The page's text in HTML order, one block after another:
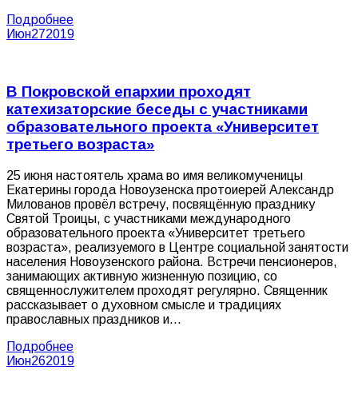
Подробнее
Июн272019
В Покровской епархии проходят
катехизаторские беседы с участниками
образовательного проекта «Университет
третьего возраста»
25 июня настоятель храма во имя великомученицы
Екатерины города Новоузенска протоиерей Александр
Милованов провёл встречу, посвящённую празднику
Святой Троицы, с участниками международного
образовательного проекта «Университет третьего
возраста», реализуемого в Центре социальной занятости
населения Новоузенского района. Встречи пенсионеров,
занимающих активную жизненную позицию, со
священнослужителем проходят регулярно. Священник
рассказывает о духовном смысле и традициях
православных праздников и…
Подробнее
Июн262019